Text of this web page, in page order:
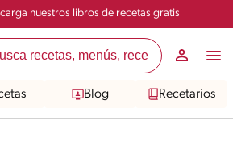
nuestros libros de recetas gratis
Blog Recetarios